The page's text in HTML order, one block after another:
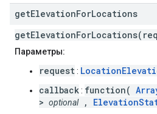
getElevationForLocations
Параметры:
request:
callback: function(
> optional,